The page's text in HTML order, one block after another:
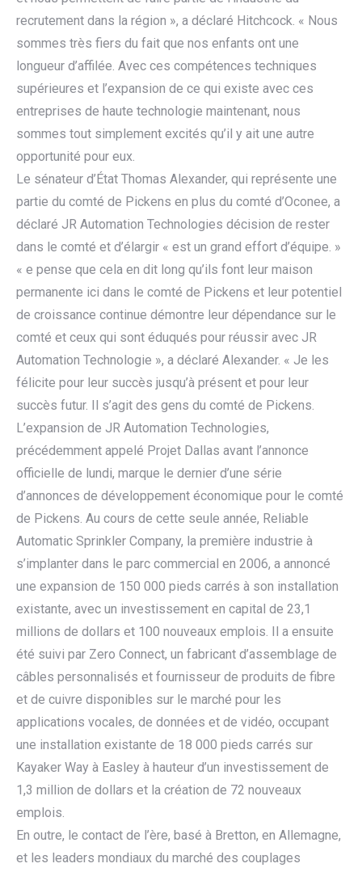
recrutement dans la région », a déclaré Hitchcock. « Nous
sommes très fiers du fait que nos enfants ont une
longueur d’affilée. Avec ces compétences techniques
supérieures et l’expansion de ce qui existe avec ces
entreprises de haute technologie maintenant, nous
sommes tout simplement excités qu’il y ait une autre
opportunité pour eux.
Le sénateur d’État Thomas Alexander, qui représente une
partie du comté de Pickens en plus du comté d’Oconee, a
déclaré JR Automation Technologies décision de rester
dans le comté et d’élargir « est un grand effort d’équipe. »
« e pense que cela en dit long qu’ils font leur maison
permanente ici dans le comté de Pickens et leur potentiel
de croissance continue démontre leur dépendance sur le
comté et ceux qui sont éduqués pour réussir avec JR
Automation Technologie », a déclaré Alexander. « Je les
félicite pour leur succès jusqu’à présent et pour leur
succès futur. Il s’agit des gens du comté de Pickens.
L’expansion de JR Automation Technologies,
précédemment appelé Projet Dallas avant l’annonce
officielle de lundi, marque le dernier d’une série
d’annonces de développement économique pour le comté
de Pickens. Au cours de cette seule année, Reliable
Automatic Sprinkler Company, la première industrie à
s’implanter dans le parc commercial en 2006, a annoncé
une expansion de 150 000 pieds carrés à son installation
existante, avec un investissement en capital de 23,1
millions de dollars et 100 nouveaux emplois. Il a ensuite
été suivi par Zero Connect, un fabricant d’assemblage de
câbles personnalisés et fournisseur de produits de fibre
et de cuivre disponibles sur le marché pour les
applications vocales, de données et de vidéo, occupant
une installation existante de 18 000 pieds carrés sur
Kayaker Way à Easley à hauteur d’un investissement de
1,3 million de dollars et la création de 72 nouveaux
emplois.
En outre, le contact de l’ère, basé à Bretton, en Allemagne,
et les leaders mondiaux du marché des couplages